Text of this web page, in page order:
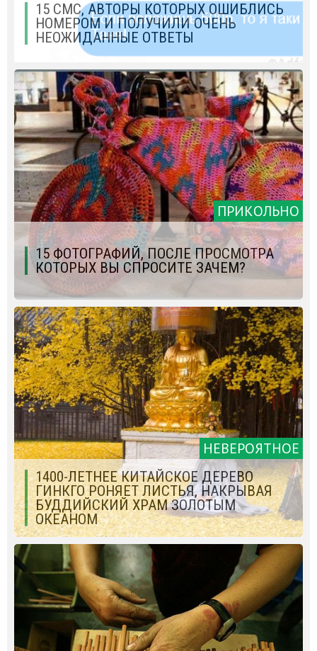
15 СМС, АВТОРЫ КОТОРЫХ ОШИБЛИСЬ
НОМЕРОМ И ПОЛУЧИЛИ ОЧЕНЬ
НЕОЖИДАННЫЕ ОТВЕТЫ
ПРИКОЛЬНО
15 ФОТОГРАФИЙ, ПОСЛЕ ПРОСМОТРА
КОТОРЫХ ВЫ СПРОСИТЕ ЗАЧЕМ?
НЕВЕРОЯТНОЕ
1400-ЛЕТНЕЕ КИТАЙСКОЕ ДЕРЕВО
ГИНКГО РОНЯЕТ ЛИСТЬЯ, НАКРЫВАЯ
БУДДИЙСКИЙ ХРАМ ЗОЛОТЫМ
ОКЕАНОМ